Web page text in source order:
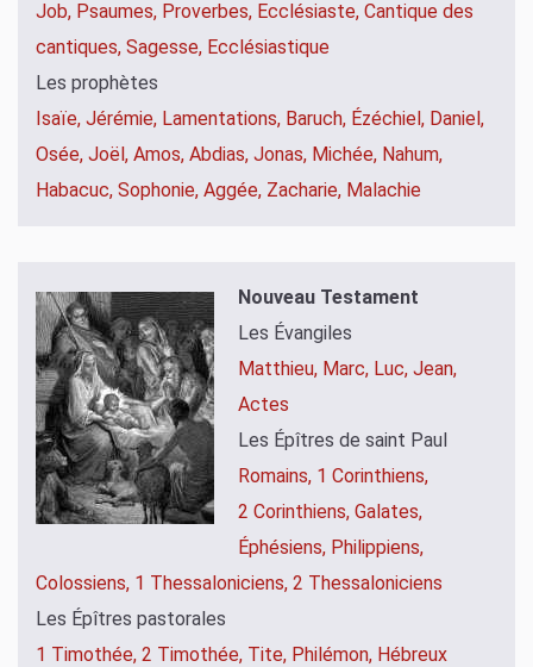
Job, Psaumes, Proverbes, Ecclésiaste, Cantique des
cantiques, Sagesse, Ecclésiastique
Les prophètes
Isaïe, Jérémie, Lamentations, Baruch, Ézéchiel, Daniel,
Osée, Joël, Amos, Abdias, Jonas, Michée, Nahum,
Habacuc, Sophonie, Aggée, Zacharie, Malachie
Nouveau Testament
Les Évangiles
Matthieu, Marc, Luc, Jean,
Actes
Les Épîtres de saint Paul
Romains, 1 Corinthiens,
2 Corinthiens, Galates,
Éphésiens, Philippiens,
Colossiens, 1 Thessaloniciens, 2 Thessaloniciens
Les Épîtres pastorales
1 Timothée, 2 Timothée, Tite, Philémon, Hébreux